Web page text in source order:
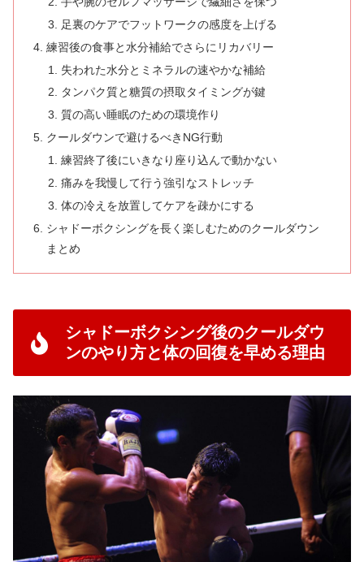
足裏のケアでフットワークの感度を上げる
練習後の食事と水分補給でさらにリカバリー
失われた水分とミネラルの速やかな補給
タンパク質と糖質の摂取タイミングが鍵
質の高い睡眠のための環境作り
クールダウンで避けるべきNG行動
練習終了後にいきなり座り込んで動かない
痛みを我慢して行う強引なストレッチ
体の冷えを放置してケアを疎かにする
シャドーボクシングを長く楽しむためのクールダウン
まとめ
シャドーボクシング後のクールダウ
ンのやり方と体の回復を早める理由